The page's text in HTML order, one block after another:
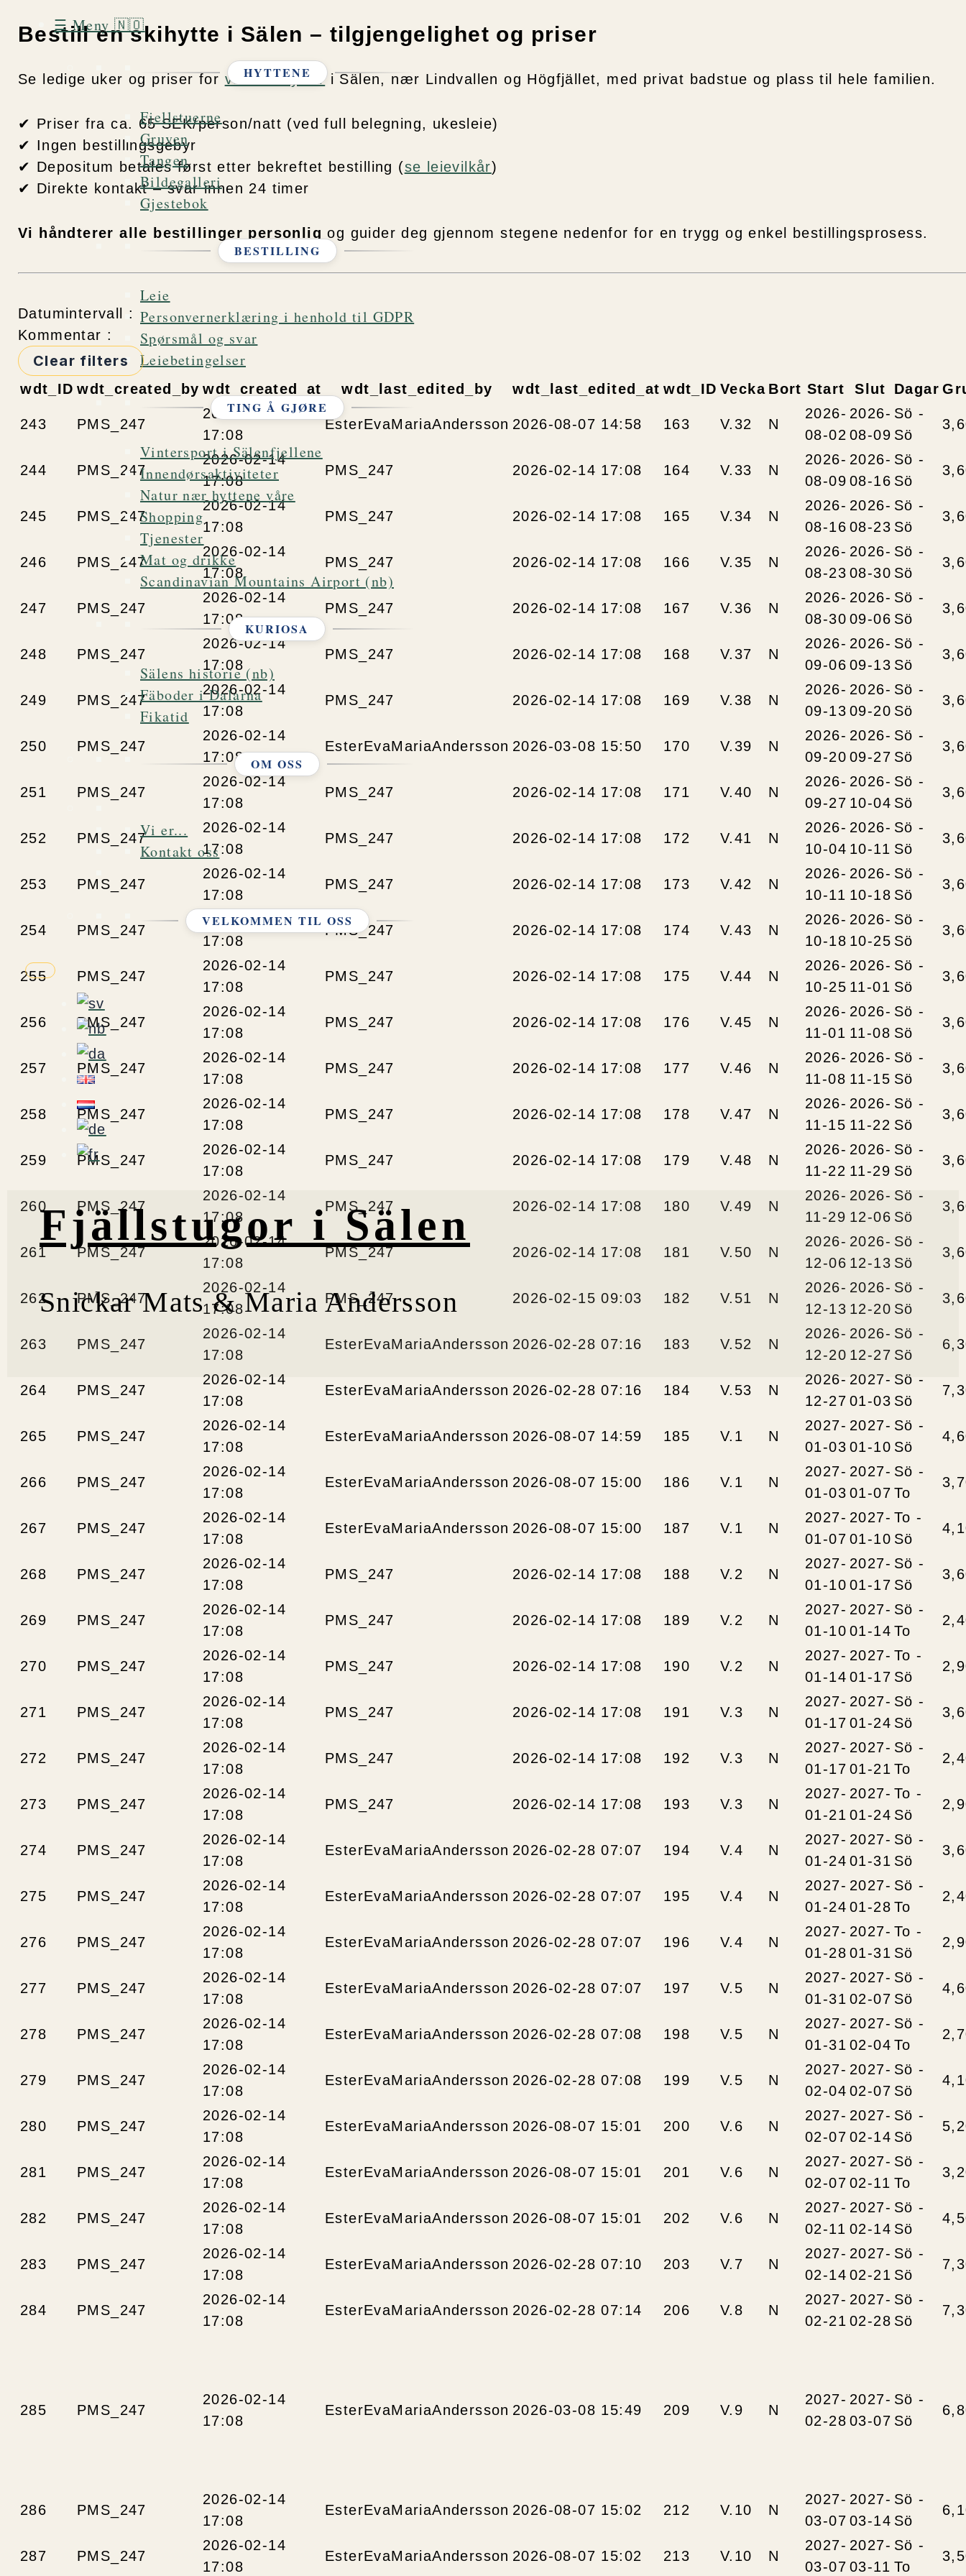
rett
innholdet
☰ Meny 🇳🇴
HYTTENE
Fjellstuerne
Gruven
Tangen
Bildegalleri
Gjestebok
BESTILLING
Leie
Personvernerklæring i henhold til GDPR
Spørsmål og svar
Leiebetingelser
TING Å GJØRE
Vintersport i Sälenfjellene
Innendørsaktiviteter
Natur nær hyttene våre
Shopping
Tjenester
Mat og drikke
Scandinavian Mountains Airport (nb)
KURIOSA
Sälens historie (nb)
Fäboder i Dalarna
Fikatid
OM OSS
Vi er...
Kontakt oss
VELKOMMEN TIL OSS
Fjällstugor i Sälen
Snickar Mats & Maria Andersson
Bestill en skihytte i Sälen – tilgjengelighet og priser
Se ledige uker og priser for våre skihytteri Sälen, nær Lindvallen og Högfjället, med privat badstue og plass til hele familien.
✔ Priser fra ca. 65 SEK/person/natt (ved full belegning, ukesleie)
✔ Ingen bestillingsgebyr
✔ Depositum betales først etter bekreftet bestilling (se leievilkår)
✔ Direkte kontakt – svar innen 24 timer
Vi håndterer alle bestillinger personlig og guider deg gjennom stegene nedenfor for en trygg og enkel bestillingsprosess.
Datumintervall :
Kommentar :
Clear filters
wdt_ID wdt_created_by wdt_created_at wdt_last_edited_by wdt_last_edited_at wdt_ID Vecka Bort Start Slut Dagar
243 PMS_247
2026-02-14
17:08
EsterEvaMariaAndersson 2026-08-07 14:58 163 V.32 N
2026-
08-02
2026-
08-09
Sö -
Sö
244 PMS_247
2026-02-14
17:08
PMS_247 2026-02-14 17:08 164 V.33 N
2026-
08-09
2026-
08-16
Sö -
Sö
245 PMS_247
2026-02-14
17:08
PMS_247 2026-02-14 17:08 165 V.34 N
2026-
08-16
2026-
08-23
Sö -
Sö
246 PMS_247
2026-02-14
17:08
PMS_247 2026-02-14 17:08 166 V.35 N
2026-
08-23
2026-
08-30
Sö -
Sö
247 PMS_247
2026-02-14
17:08
PMS_247 2026-02-14 17:08 167 V.36 N
2026-
08-30
2026-
09-06
Sö -
Sö
248 PMS_247
2026-02-14
17:08
PMS_247 2026-02-14 17:08 168 V.37 N
2026-
09-06
2026-
09-13
Sö -
Sö
249 PMS_247
2026-02-14
17:08
PMS_247 2026-02-14 17:08 169 V.38 N
2026-
09-13
2026-
09-20
Sö -
Sö
250 PMS_247
2026-02-14
17:08
EsterEvaMariaAndersson 2026-03-08 15:50 170 V.39 N
2026-
09-20
2026-
09-27
Sö -
Sö
251 PMS_247
2026-02-14
17:08
PMS_247 2026-02-14 17:08 171 V.40 N
2026-
09-27
2026-
10-04
Sö -
Sö
252 PMS_247
2026-02-14
17:08
PMS_247 2026-02-14 17:08 172 V.41 N
2026-
10-04
2026-
10-11
Sö -
Sö
253 PMS_247
2026-02-14
17:08
PMS_247 2026-02-14 17:08 173 V.42 N
2026-
10-11
2026-
10-18
Sö -
Sö
254 PMS_247
2026-02-14
17:08
PMS_247 2026-02-14 17:08 174 V.43 N
2026-
10-18
2026-
10-25
Sö -
Sö
255 PMS_247
2026-02-14
17:08
PMS_247 2026-02-14 17:08 175 V.44 N
2026-
10-25
2026-
11-01
Sö -
Sö
256 PMS_247
2026-02-14
17:08
PMS_247 2026-02-14 17:08 176 V.45 N
2026-
11-01
2026-
11-08
Sö -
Sö
257 PMS_247
2026-02-14
17:08
PMS_247 2026-02-14 17:08 177 V.46 N
2026-
11-08
2026-
11-15
Sö -
Sö
258 PMS_247
2026-02-14
17:08
PMS_247 2026-02-14 17:08 178 V.47 N
2026-
11-15
2026-
11-22
Sö -
Sö
259 PMS_247
2026-02-14
17:08
PMS_247 2026-02-14 17:08 179 V.48 N
2026-
11-22
2026-
11-29
Sö -
Sö
260 PMS_247
2026-02-14
17:08
PMS_247 2026-02-14 17:08 180 V.49 N
2026-
11-29
2026-
12-06
Sö -
Sö
261 PMS_247
2026-02-14
17:08
PMS_247 2026-02-14 17:08 181 V.50 N
2026-
12-06
2026-
12-13
Sö -
Sö
262 PMS_247
2026-02-14
17:08
PMS_247 2026-02-15 09:03 182 V.51 N
2026-
12-13
2026-
12-20
Sö -
Sö
263 PMS_247
2026-02-14
17:08
EsterEvaMariaAndersson 2026-02-28 07:16 183 V.52 N
2026-
12-20
2026-
12-27
Sö -
Sö
264 PMS_247
2026-02-14
17:08
EsterEvaMariaAndersson 2026-02-28 07:16 184 V.53 N
2026-
12-27
2027-
01-03
Sö -
Sö
265 PMS_247
2026-02-14
17:08
EsterEvaMariaAndersson 2026-08-07 14:59 185 V.1 N
2027-
01-03
2027-
01-10
Sö -
Sö
266 PMS_247
2026-02-14
17:08
EsterEvaMariaAndersson 2026-08-07 15:00 186 V.1 N
2027-
01-03
2027-
01-07
Sö -
To
267 PMS_247
2026-02-14
17:08
EsterEvaMariaAndersson 2026-08-07 15:00 187 V.1 N
2027-
01-07
2027-
01-10
To -
Sö
268 PMS_247
2026-02-14
17:08
PMS_247 2026-02-14 17:08 188 V.2 N
2027-
01-10
2027-
01-17
Sö -
Sö
269 PMS_247
2026-02-14
17:08
PMS_247 2026-02-14 17:08 189 V.2 N
2027-
01-10
2027-
01-14
Sö -
To
270 PMS_247
2026-02-14
17:08
PMS_247 2026-02-14 17:08 190 V.2 N
2027-
01-14
2027-
01-17
To -
Sö
271 PMS_247
2026-02-14
17:08
PMS_247 2026-02-14 17:08 191 V.3 N
2027-
01-17
2027-
01-24
Sö -
Sö
272 PMS_247
2026-02-14
17:08
PMS_247 2026-02-14 17:08 192 V.3 N
2027-
01-17
2027-
01-21
Sö -
To
273 PMS_247
2026-02-14
17:08
PMS_247 2026-02-14 17:08 193 V.3 N
2027-
01-21
2027-
01-24
To -
Sö
274 PMS_247
2026-02-14
17:08
EsterEvaMariaAndersson 2026-02-28 07:07 194 V.4 N
2027-
01-24
2027-
01-31
Sö -
Sö
275 PMS_247
2026-02-14
17:08
EsterEvaMariaAndersson 2026-02-28 07:07 195 V.4 N
2027-
01-24
2027-
01-28
Sö -
To
276 PMS_247
2026-02-14
17:08
EsterEvaMariaAndersson 2026-02-28 07:07 196 V.4 N
2027-
01-28
2027-
01-31
To -
Sö
277 PMS_247
2026-02-14
17:08
EsterEvaMariaAndersson 2026-02-28 07:07 197 V.5 N
2027-
01-31
2027-
02-07
Sö -
Sö
278 PMS_247
2026-02-14
17:08
EsterEvaMariaAndersson 2026-02-28 07:08 198 V.5 N
2027-
01-31
2027-
02-04
Sö -
To
279 PMS_247
2026-02-14
17:08
EsterEvaMariaAndersson 2026-02-28 07:08 199 V.5 N
2027-
02-04
2027-
02-07
Sö -
Sö
280 PMS_247
2026-02-14
17:08
EsterEvaMariaAndersson 2026-08-07 15:01 200 V.6 N
2027-
02-07
2027-
02-14
Sö -
Sö
281 PMS_247
2026-02-14
17:08
EsterEvaMariaAndersson 2026-08-07 15:01 201 V.6 N
2027-
02-07
2027-
02-11
Sö -
To
282 PMS_247
2026-02-14
17:08
EsterEvaMariaAndersson 2026-08-07 15:01 202 V.6 N
2027-
02-11
2027-
02-14
Sö -
Sö
283 PMS_247
2026-02-14
17:08
EsterEvaMariaAndersson 2026-02-28 07:10 203 V.7 N
2027-
02-14
2027-
02-21
Sö -
Sö
284 PMS_247
2026-02-14
17:08
EsterEvaMariaAndersson 2026-02-28 07:14 206 V.8 N
2027-
02-21
2027-
02-28
Sö -
Sö
285 PMS_247
2026-02-14
17:08
EsterEvaMariaAndersson 2026-03-08 15:49 209 V.9 N
2027-
02-28
2027-
03-07
Sö -
Sö
286 PMS_247
2026-02-14
17:08
EsterEvaMariaAndersson 2026-08-07 15:02 212 V.10 N
2027-
03-07
2027-
03-14
Sö -
Sö
287 PMS_247
2026-02-14
17:08
EsterEvaMariaAndersson 2026-08-07 15:02 213 V.10 N
2027-
03-07
2027-
03-11
Sö -
To